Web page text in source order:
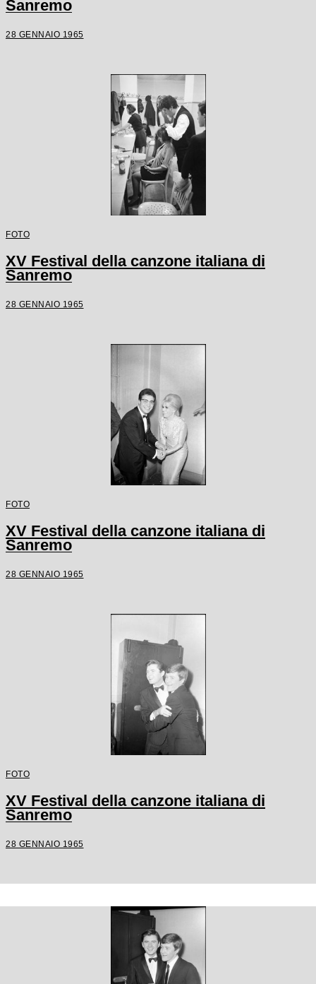
Sanremo
28 GENNAIO 1965
FOTO
XV Festival della canzone italiana di
Sanremo
28 GENNAIO 1965
FOTO
XV Festival della canzone italiana di
Sanremo
28 GENNAIO 1965
FOTO
XV Festival della canzone italiana di
Sanremo
28 GENNAIO 1965